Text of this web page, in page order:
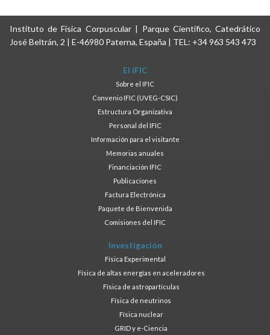
Instituto de Física Corpuscular | Parque Científico, Catedrático
José Beltrán, 2 | E-46980 Paterna, España | TEL: +34 963 543 473
El IFIC
Sobre el IFIC
Convenio IFIC (UVEG-CSIC)
Estructura Organizativa
Personal del IFIC
Información para el visitante
Memorias anuales
Financiación IFIC
Publicaciones
Factura Electrónica
Paquete de Bienvenida
Comisiones del IFIC
Investigación
Física Experimental
Física de altas energías en aceleradores
Física de astropartículas
Física de neutrinos
Física nuclear
GRID y e-Ciencia